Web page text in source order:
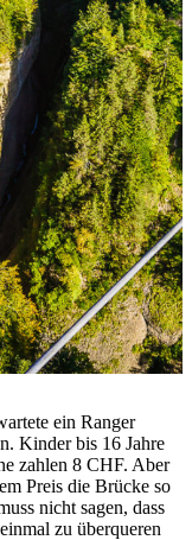
ein Ranger
Kinder bis 16 Jahre
zahlen 8 CHF. Aber
Preis die Brücke so
nicht sagen, dass
zu überqueren